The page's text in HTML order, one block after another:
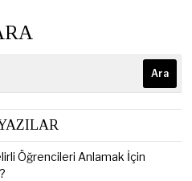
Ara
Öğrencileri Anlamak İçin